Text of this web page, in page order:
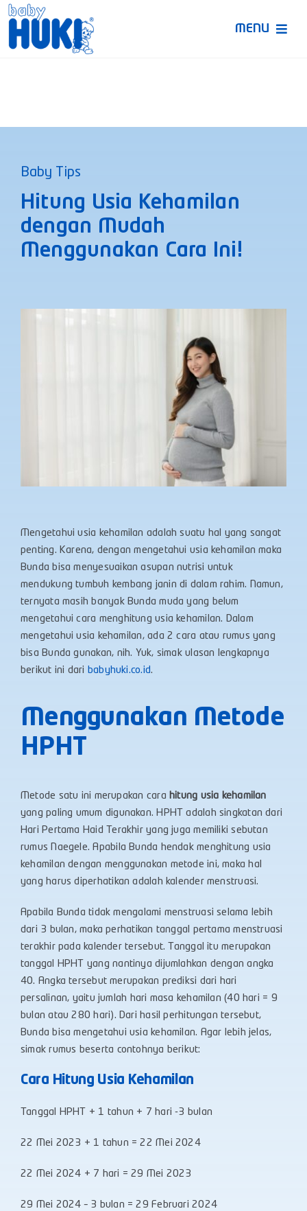
Skip
content
MENU
Baby Tips
Hitung Usia Kehamilan
dengan Mudah
Menggunakan Cara Ini!
Mengetahui usia kehamilan adalah suatu hal yang sangat
penting. Karena, dengan mengetahui usia kehamilan maka
Bunda bisa menyesuaikan asupan nutrisi untuk
mendukung tumbuh kembang janin di dalam rahim. Namun,
ternyata masih banyak Bunda muda yang belum
mengetahui cara menghitung usia kehamilan. Dalam
mengetahui usia kehamilan, ada 2 cara atau rumus yang
bisa Bunda gunakan, nih. Yuk, simak ulasan lengkapnya
berikut ini dari babyhuki.co.id.
Menggunakan Metode
HPHT
Metode satu ini merupakan cara hitung usia kehamilan
yang paling umum digunakan. HPHT adalah singkatan dari
Hari Pertama Haid Terakhir yang juga memiliki sebutan
rumus Naegele. Apabila Bunda hendak menghitung usia
kehamilan dengan menggunakan metode ini, maka hal
yang harus diperhatikan adalah kalender menstruasi.
Apabila Bunda tidak mengalami menstruasi selama lebih
dari 3 bulan, maka perhatikan tanggal pertama menstruasi
terakhir pada kalender tersebut. Tanggal itu merupakan
tanggal HPHT yang nantinya dijumlahkan dengan angka
40. Angka tersebut merupakan prediksi dari hari
persalinan, yaitu jumlah hari masa kehamilan (40 hari = 9
bulan atau 280 hari). Dari hasil perhitungan tersebut,
Bunda bisa mengetahui usia kehamilan. Agar lebih jelas,
simak rumus beserta contohnya berikut:
Cara Hitung Usia Kehamilan
Tanggal HPHT + 1 tahun + 7 hari -3 bulan
22 Mei 2023 + 1 tahun = 22 Mei 2024
22 Mei 2024 + 7 hari = 29 Mei 2023
29 Mei 2024 – 3 bulan = 29 Februari 2024